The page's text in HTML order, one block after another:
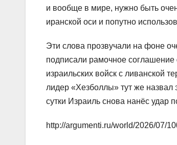
и вообще в мире, нужно быть
иранской оси и попутно
Эти слова прозвучали на фоне
подписали рамочное соглашение
израильских войск с ливанской
лидер «Хезболлы» тут же назвал
сутки Израиль снова нанёс удар
http://argumenti.ru/world/2026/07/